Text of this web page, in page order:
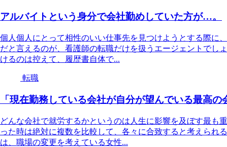
アルバイトという身分で会社勤めしていた方が…。
個人個人にとって相性のいい仕事先を見つけようとする際に
だと言えるのが、看護師の転職だけを扱うエージェントでし
けるのは控えて、履歴書自体で...
転職
「現在勤務している会社が自分が望んでいる最高
どんな会社で就労するかというのは人生に影響を及ぼす最も
った時は絶対に複数を比較して、各々に合致すると考えられ
は、職場の変更を考えている女性...